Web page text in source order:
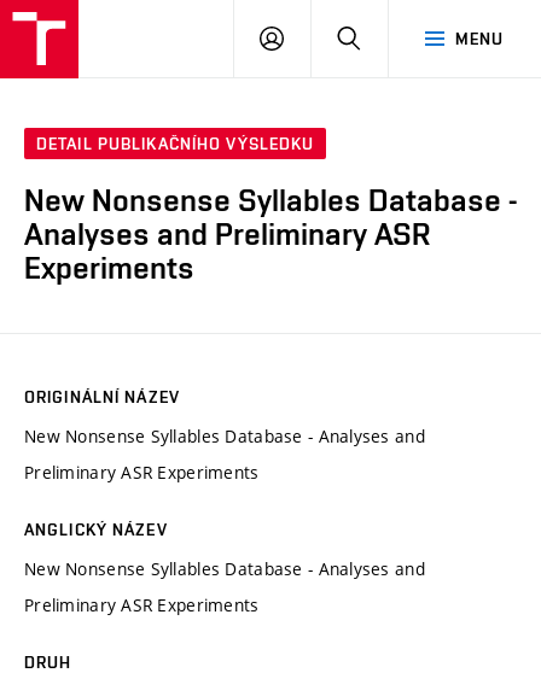
MENU
PŘIHLÁSIT
DETAIL PUBLIKAČNÍHO VÝSLEDKU
New Nonsense Syllables Database -
Analyses and Preliminary ASR
Experiments
ORIGINÁLNÍ NÁZEV
New Nonsense Syllables Database - Analyses and
Preliminary ASR Experiments
ANGLICKÝ NÁZEV
New Nonsense Syllables Database - Analyses and
Preliminary ASR Experiments
DRUH